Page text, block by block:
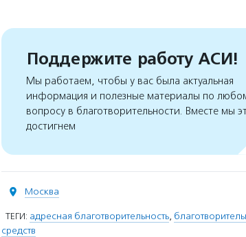
Поддержите работу АСИ!
Мы работаем, чтобы у вас была актуальная
информация и полезные материалы по
вопросу в благотворительности. Вместе мы
достигнем
Москва
ТЕГИ: адресная благотворительность,
средств